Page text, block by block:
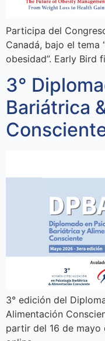
Participa del
Canadá, bajo el tema
obesidad”. Early Bird
3°
Bariátrica
3° edición del
Alimentación
partir del 16 de mayo